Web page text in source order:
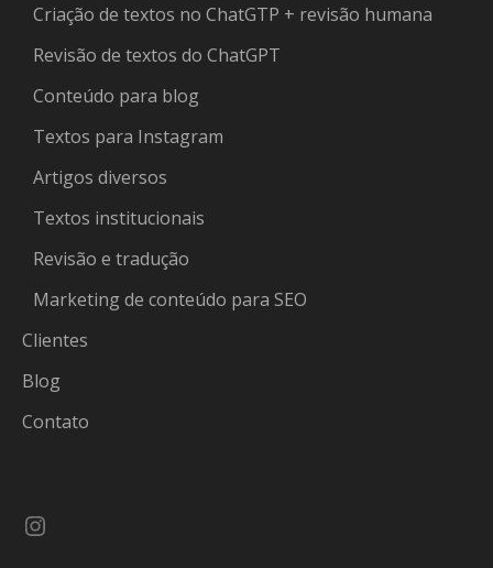
Criação de textos no ChatGTP + revisão humana
Revisão de textos do ChatGPT
Conteúdo para blog
Textos para Instagram
Artigos diversos
Textos institucionais
Revisão e tradução
Marketing de conteúdo para SEO
Clientes
Blog
Contato
Instagram